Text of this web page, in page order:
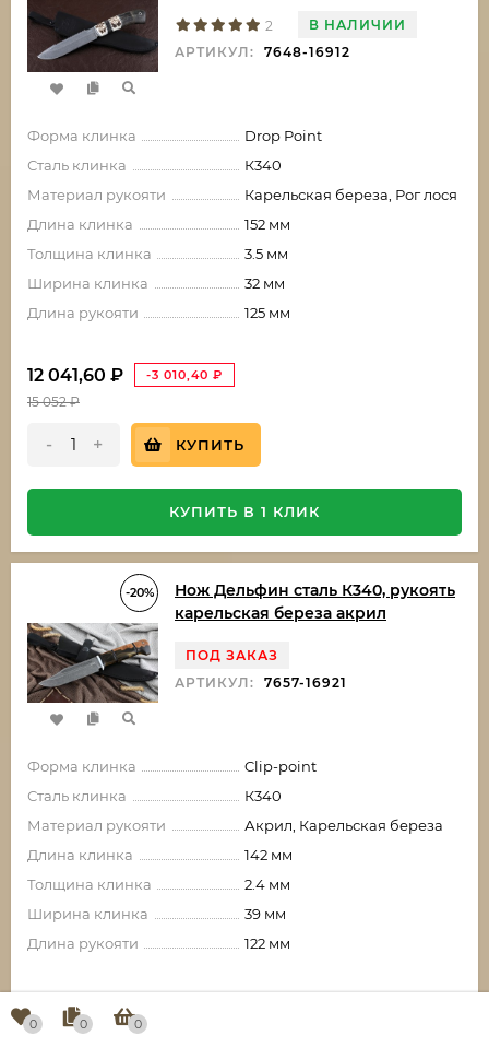
2
В НАЛИЧИИ
АРТИКУЛ:
7648-16912
Форма клинка
Drop Point
Сталь клинка
К340
Материал рукояти
Карельская береза, Рог лося
Длина клинка
152 мм
Толщина клинка
3.5 мм
Ширина клинка
32 мм
Длина рукояти
125 мм
12 041,60 ₽ -3 010,40 ₽
15 052₽
- + КУПИТЬ
КУПИТЬ В 1 КЛИК
-20%
Нож Дельфин сталь К340, рукоять
карельская береза акрил
ПОД ЗАКАЗ
АРТИКУЛ:
7657-16921
Форма клинка
Clip-point
Сталь клинка
К340
Материал рукояти
Акрил, Карельская береза
Длина клинка
142 мм
Толщина клинка
2.4 мм
Ширина клинка
39 мм
Длина рукояти
122 мм
11 492,80 ₽
14 366₽
0 0 0